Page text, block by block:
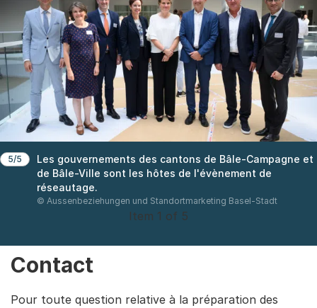
5/5
Les gouvernements des cantons de Bâle-Campagne et
de Bâle-Ville sont les hôtes de l'évènement de
réseautage.
© Aussenbeziehungen und Standortmarketing Basel-Stadt
Item 1 of 5
Contact
Pour toute question relative à la préparation des